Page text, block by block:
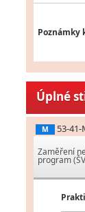
Poznámky
Úplné
M 53-
Zaměření
program